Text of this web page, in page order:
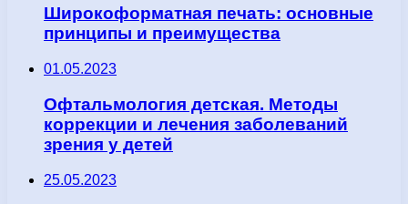
Широкоформатная печать: основные
принципы и преимущества
01.05.2023
Офтальмология детская. Методы
коррекции и лечения заболеваний
зрения у детей
25.05.2023